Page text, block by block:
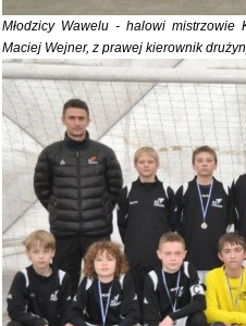
Młodzicy Wawelu - halowi
Maciej Wejner, z prawej kierownik